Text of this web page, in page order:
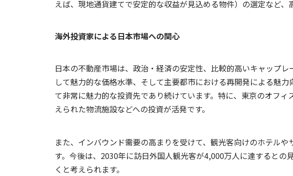
えば、現地通貨建てで安定的な収益が見込める物件）の選定など、
海外投資家による日本市場への関心
日本の不動産市場は、政治・経済の安定性、比較的高いキャップ
して魅力的な価格水準、そして主要都市における再開発による魅
て非常に魅力的な投資先であり続けています。特に、東京のオフ
えられた物流施設などへの投資が活発です。
また、インバウンド需要の高まりを受けて、観光客向けのホテル
す。今後は、2030年に訪日外国人観光客が4,000万人に達するとの
くと考えられます。